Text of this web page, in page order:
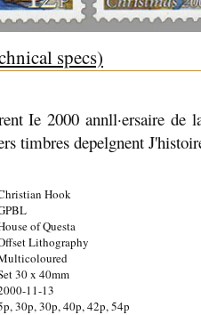
specs)
Ie 2000 annll·ersaire de
timbres depelgnent
Hook
of Questa
Lithography
30 x 40mm
11-13
30p, 30p, 40p, 42p, 54p